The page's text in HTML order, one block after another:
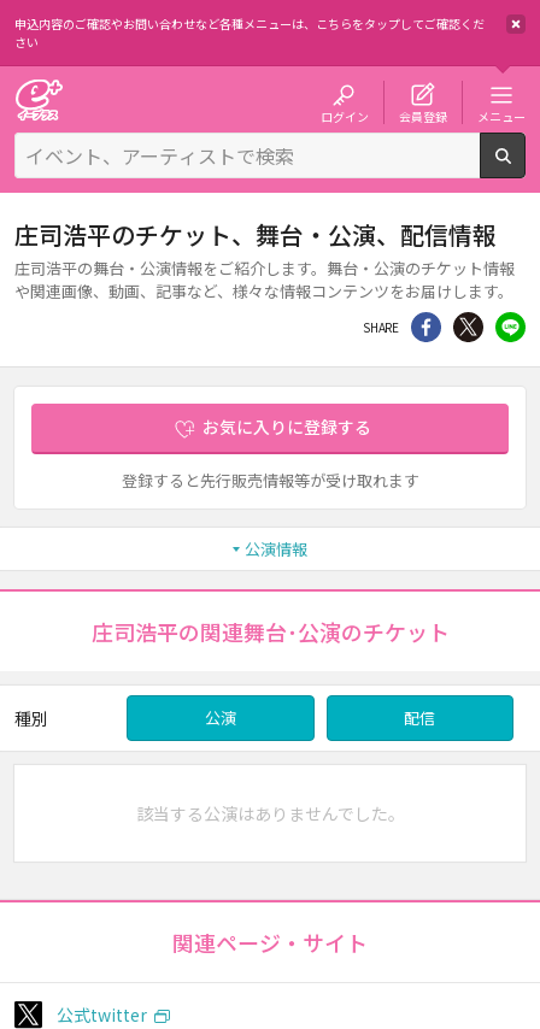
申込内容のご確認やお問い合わせなど各種メニューは、 こちらをタップしてご確認くだ
さい
ログイン 会員登録 メニュー
庄司浩平のチケット、舞台・公演、配信情報
庄司浩平の舞台・公演情報をご紹介します。舞台・公演のチケット情報
や関連画像、動画、記事など、様々な情報コンテンツをお届けします。
SHARE シェア Twitter
お気に入りに登録する
登録すると先行販売情報等が受け取れます
公演情報
庄司浩平の関連舞台･公演のチケット
種別 公演 配信
該当する公演はありませんでした。
関連ページ・サイト
公式twitter